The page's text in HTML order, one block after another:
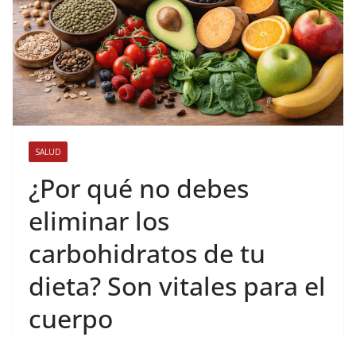
SALUD
¿Por qué no debes
eliminar los
carbohidratos de tu
dieta? Son vitales para el
cuerpo